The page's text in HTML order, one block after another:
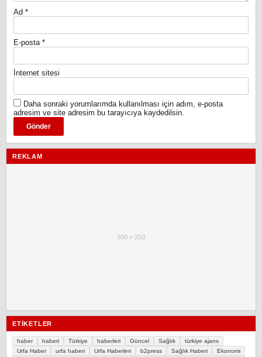
Ad *
E-posta *
İnternet sitesi
Daha sonraki yorumlarımda kullanılması için adım, e-posta
adresim ve site adresim bu tarayıcıya kaydedilsin.
REKLAM
300 × 250
ETIKETLER
haber haberi Türkiye haberleri Güncel Sağlık
türkiye ajans
Urfa Haber
urfa haberi Urfa Haberleri b2press Sağlık Haberi
Ekonomi